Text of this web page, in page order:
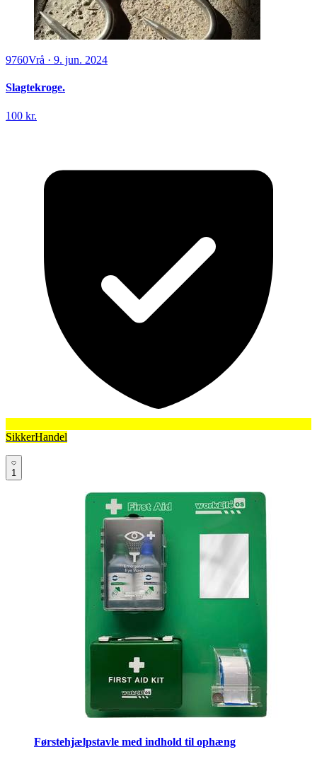
9760Vrå · 9. jun. 2024
Slagtekroge.
100 kr.
SikkerHandel
1
Førstehjælpstavle med indhold til ophæng